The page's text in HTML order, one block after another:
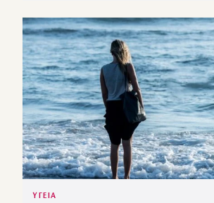
ΥΓΕΙΑ